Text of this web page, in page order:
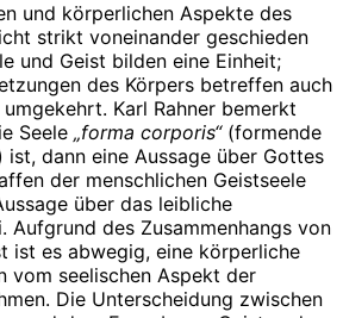
und körperlichen Aspekte des
strikt voneinander geschieden
und Geist bilden eine Einheit;
des Körpers betreffen auch
Karl Rahner bemerkt
Seele „forma corporis“(formende
ist, dann eine Aussage über Gottes
der menschlichen Geistseele
über das leibliche
Aufgrund des Zusammenhangs von
ist es abwegig, eine körperliche
vom seelischen Aspekt der
Die Unterscheidung zwischen